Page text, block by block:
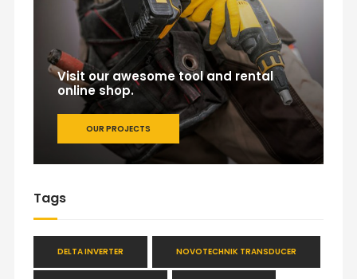
Visit our awesome tool and rental
online shop.
OUR PROJECTS
Tags
DELTA INVERTER NOVOTECHNIK TRANSDUCER